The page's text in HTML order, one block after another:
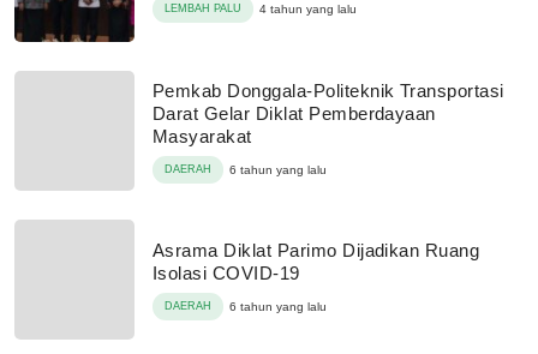
LEMBAH PALU 4 tahun yang lalu
Pemkab Donggala-Politeknik Transportasi
Darat Gelar Diklat Pemberdayaan
Masyarakat
DAERAH 6 tahun yang lalu
Asrama Diklat Parimo Dijadikan Ruang
Isolasi COVID-19
DAERAH 6 tahun yang lalu